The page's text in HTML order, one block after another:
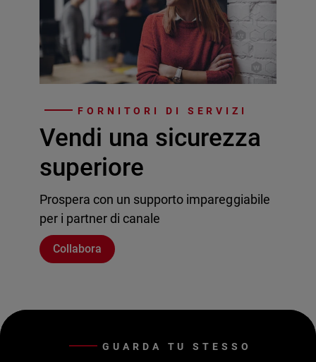
FORNITORI DI SERVIZI
Vendi una sicurezza
superiore
Prospera con un supporto impareggiabile
per i partner di canale
Collabora
GUARDA TU STESSO